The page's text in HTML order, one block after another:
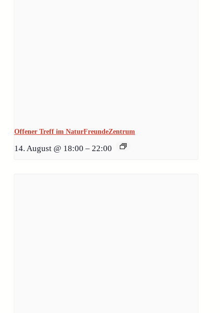
Offener Treff im NaturFreundeZentrum
14. August @ 18:00 – 22:00